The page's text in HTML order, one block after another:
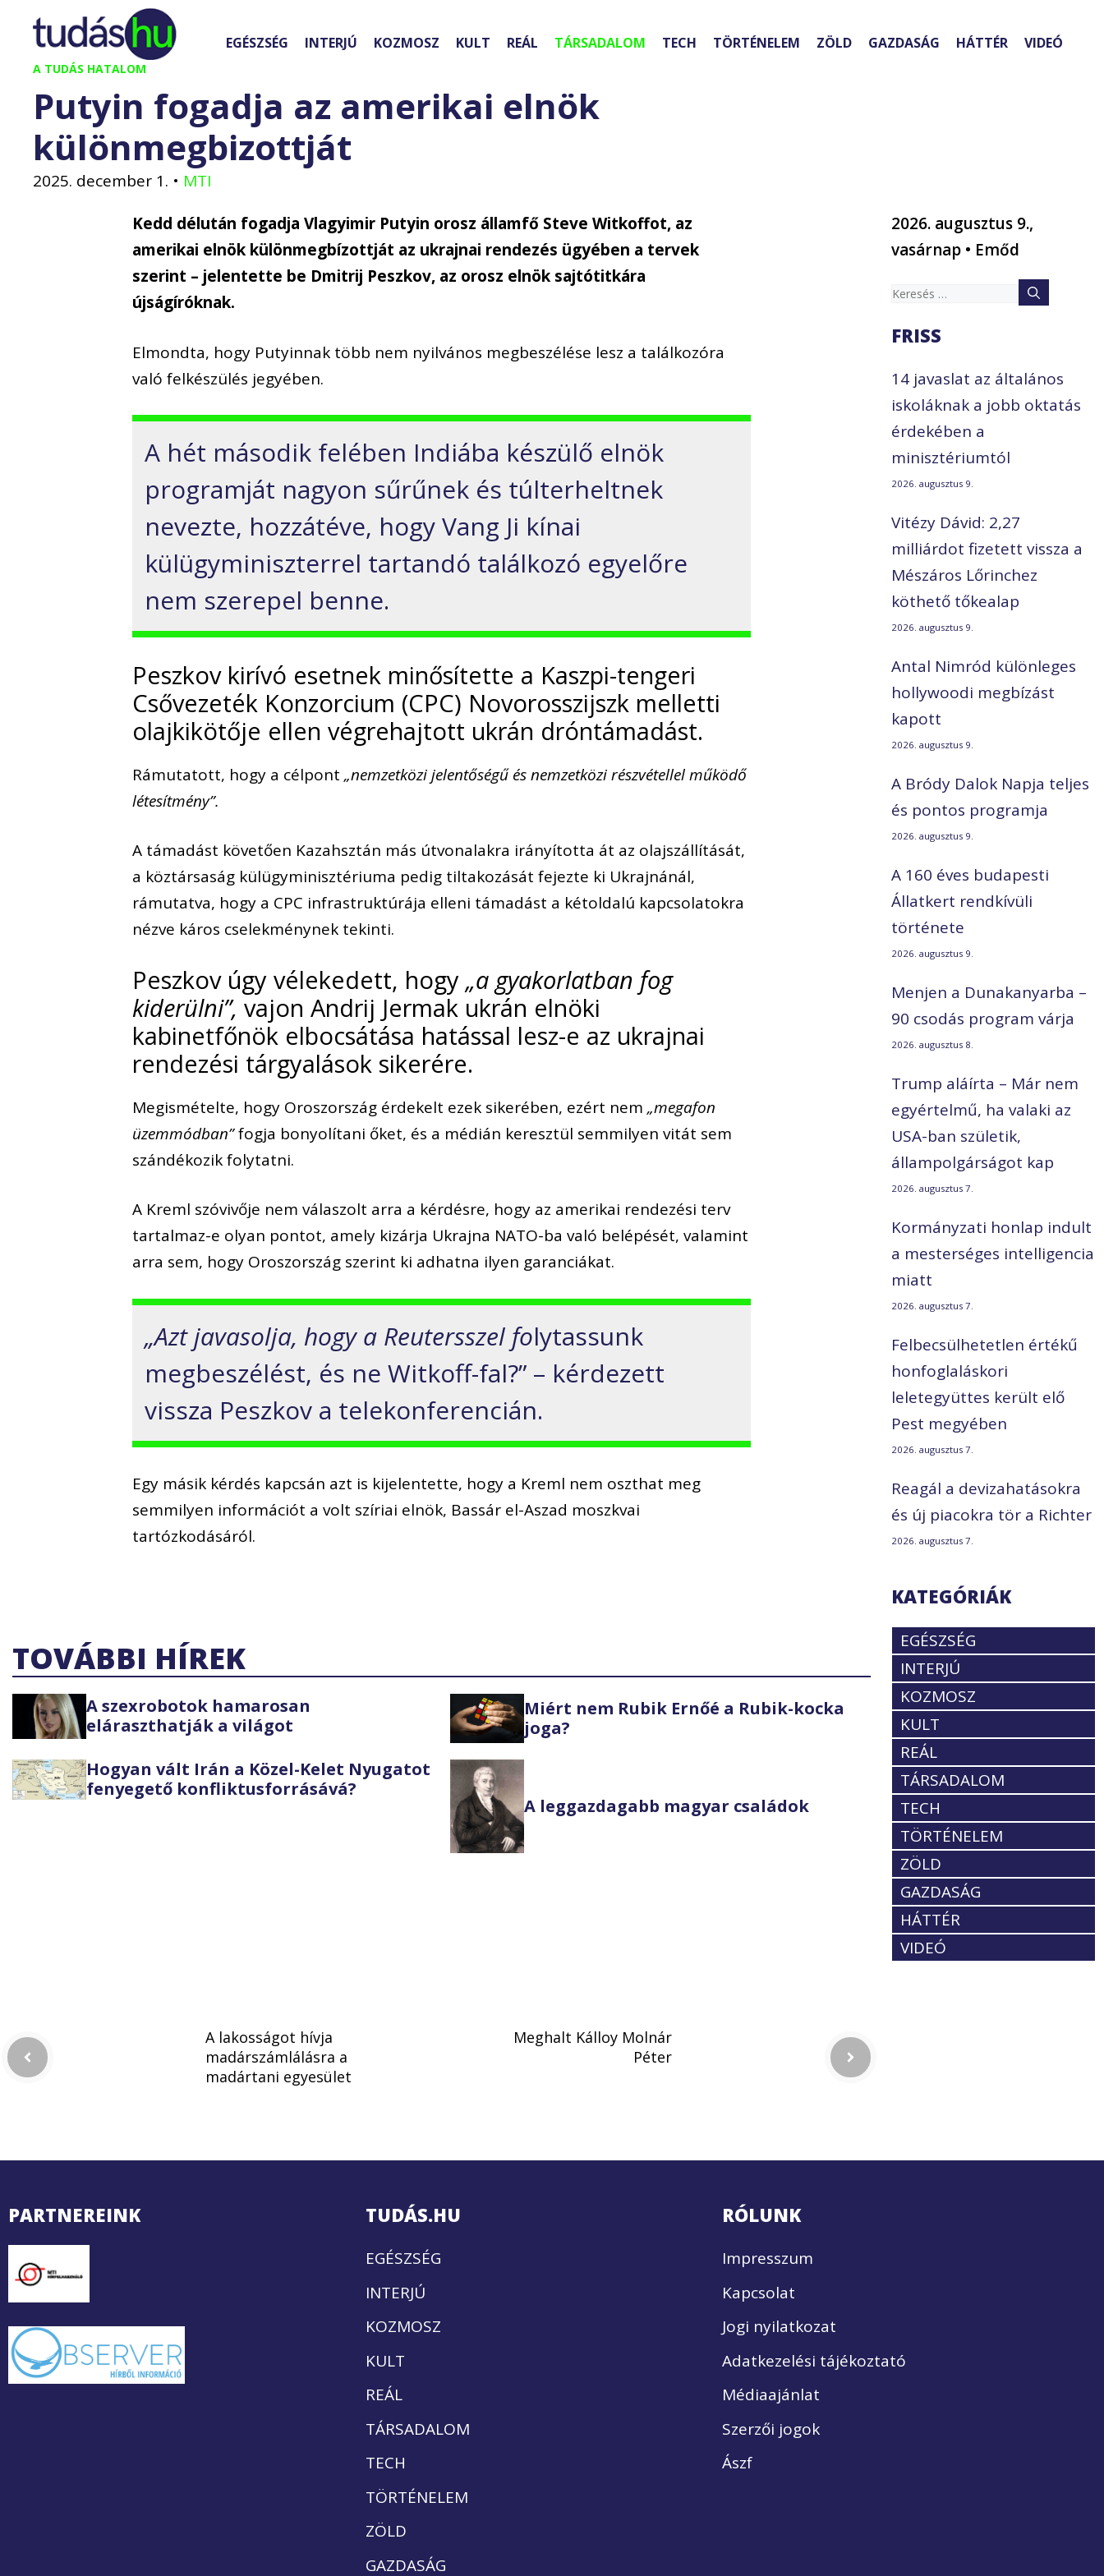
Kilépés
tartalomba
A TUDÁS HATALOM
EGÉSZSÉG INTERJÚ KOZMOSZ KULT REÁL TÁRSADALOM TECH TÖRTÉNELEM ZÖLD GAZDASÁG HÁTTÉR VIDEÓ
Putyin fogadja az amerikai elnök
különmegbizottját
2025. december 1. • MTI
Kedd délután fogadja Vlagyimir Putyin orosz államfő Steve Witkoffot, az
amerikai elnök különmegbízottját az ukrajnai rendezés ügyében a tervek
szerint – jelentette be Dmitrij Peszkov, az orosz elnök sajtótitkára
újságíróknak.
Elmondta, hogy Putyinnak több nem nyilvános megbeszélése lesz a találkozóra
való felkészülés jegyében.
A hét második felében Indiába készülő elnök
programját nagyon sűrűnek és túlterheltnek
nevezte, hozzátéve, hogy Vang Ji kínai
külügyminiszterrel tartandó találkozó egyelőre
nem szerepel benne.
Peszkov kirívó esetnek minősítette a Kaszpi-tengeri
Csővezeték Konzorcium (CPC) Novorosszijszk melletti
olajkikötője ellen végrehajtott ukrán dróntámadást.
Rámutatott, hogy a célpont„nemzetközi jelentőségű és nemzetközi részvétellel működő
létesítmény”.
A támadást követően Kazahsztán más útvonalakra irányította át az olajszállítását,
a köztársaság külügyminisztériuma pedig tiltakozását fejezte ki Ukrajnánál,
rámutatva, hogy a CPC infrastruktúrája elleni támadást a kétoldalú kapcsolatokra
nézve káros cselekménynek tekinti.
Peszkov úgy vélekedett, hogy „a gyakorlatban fog
kiderülni”, vajon Andrij Jermak ukrán elnöki
kabinetfőnök elbocsátása hatással lesz-e az ukrajnai
rendezési tárgyalások sikerére.
Megismételte, hogy Oroszország érdekelt ezek sikerében, ezért nem „megafon
üzemmódban”fogja bonyolítani őket, és a médián keresztül semmilyen vitát sem
szándékozik folytatni.
A Kreml szóvivője nem válaszolt arra a kérdésre, hogy az amerikai rendezési terv
tartalmaz-e olyan pontot, amely kizárja Ukrajna NATO-ba való belépését, valamint
arra sem, hogy Oroszország szerint ki adhatna ilyen garanciákat.
„Azt javasolja, hogy a Reutersszel folytassunk
megbeszélést, és ne Witkoff-fal?” – kérdezett
vissza Peszkov a telekonferencián.
Egy másik kérdés kapcsán azt is kijelentette, hogy a Kreml nem oszthat meg
semmilyen információt a volt szíriai elnök, Bassár el-Aszad moszkvai
tartózkodásáról.
TOVÁBBI HÍREK
A szexrobotok hamarosan
eláraszthatják a világot
Miért nem Rubik Ernőé a Rubik-kocka
joga?
Hogyan vált Irán a Közel-Kelet Nyugatot
fenyegető konfliktusforrásává?
A leggazdagabb magyar családok
2026. augusztus 9.,
vasárnap • Emőd
Keresés:
FRISS
14 javaslat az általános
iskoláknak a jobb oktatás
érdekében a
minisztériumtól
2026. augusztus 9.
Vitézy Dávid: 2,27
milliárdot fizetett vissza a
Mészáros Lőrinchez
köthető tőkealap
2026. augusztus 9.
Antal Nimród különleges
hollywoodi megbízást
kapott
2026. augusztus 9.
A Bródy Dalok Napja teljes
és pontos programja
2026. augusztus 9.
A 160 éves budapesti
Állatkert rendkívüli
története
2026. augusztus 9.
Menjen a Dunakanyarba –
90 csodás program várja
2026. augusztus 8.
Trump aláírta – Már nem
egyértelmű, ha valaki az
USA-ban születik,
állampolgárságot kap
2026. augusztus 7.
Kormányzati honlap indult
a mesterséges intelligencia
miatt
2026. augusztus 7.
Felbecsülhetetlen értékű
honfoglaláskori
leletegyüttes került elő
Pest megyében
2026. augusztus 7.
Reagál a devizahatásokra
és új piacokra tör a Richter
2026. augusztus 7.
KATEGÓRIÁK
EGÉSZSÉG
INTERJÚ
KOZMOSZ
KULT
REÁL
TÁRSADALOM
TECH
TÖRTÉNELEM
ZÖLD
GAZDASÁG
HÁTTÉR
VIDEÓ
A lakosságot hívja
madárszámlálásra a
madártani egyesület
Meghalt Kálloy Molnár
Péter
PARTNEREINK TUDÁS.HU
EGÉSZSÉG
INTERJÚ
KOZMOSZ
KULT
REÁL
TÁRSADALOM
TECH
TÖRTÉNELEM
ZÖLD
GAZDASÁG
RÓLUNK
Impresszum
Kapcsolat
Jogi nyilatkozat
Adatkezelési tájékoztató
Médiaajánlat
Szerzői jogok
Ászf